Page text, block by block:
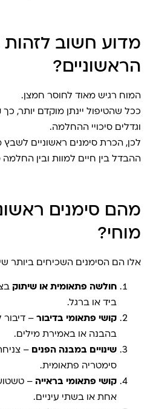
מדוע חשוב לזהות
הראשוניים?
המוח רגיש מאוד לחוסר חמצן.
ככל שהטיפול יינתן מוקדם יותר, כך
וגדלים סיכויי ההחלמה.
לכן, הכרת סימנים ראשוניים לשבץ
ההבדל בין חיים למוות ובין
מהם סימנים
מוחי?
אלו הם הסימנים השכיחים ביותר
חולשה פתאומית או שיתוק
ביד או ברגל.
קושי פתאומי בדיבור – דיבור
בהבנה או באמירת מילים.
שינויים במבנה הפנים –
סימטריה פתאומית.
קושי פתאומי בראייה – טשטוש
אחת או בשתי עיניים.